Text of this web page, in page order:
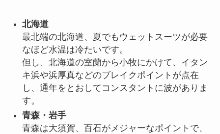
北海道
最北端の北海道、夏でもウェットスーツが必要
なほど水温は冷たいです。
但し、北海道の室蘭から小牧にかけて、イタン
キ浜や浜厚真などのブレイクポイントが点在
し、通年をとおしてコンスタントに波がありま
す。
青森・岩手
青森は大須賀、百石がメジャーなポイントで、